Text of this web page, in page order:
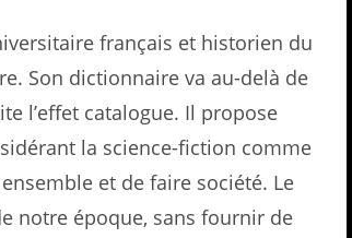
français et historien du
Son dictionnaire va au-delà de
l’effet catalogue. Il propose
la science-fiction comme
et de faire société. Le
notre époque, sans fournir de